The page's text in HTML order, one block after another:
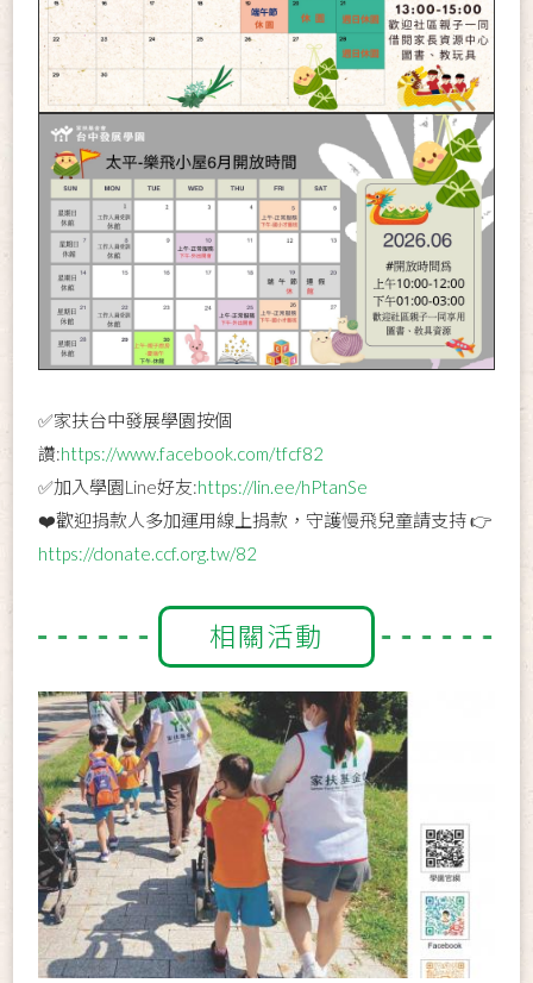
✅家扶台中發展學園按個
讚:https://www.facebook.com/tfcf82
✅加入學園Line好友:https://lin.ee/hPtanSe
❤️歡迎捐款人多加運用線上捐款，守護慢飛兒童請支持 👉
https://donate.ccf.org.tw/82
相關活動